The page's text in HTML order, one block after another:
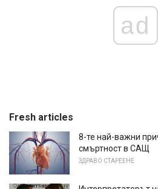
ad
Fresh articles
8-те най-важни
смъртност в САЩ
ЗДРАВО СТАРЕЕНЕ